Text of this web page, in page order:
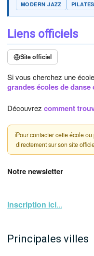
MODERN JAZZ
PILATES
Liens officiels
Site officiel
Si vous cherchez une
grandes écoles de
Découvrez comment
ℹPour contacter cette école
directement sur son site
Notre newsletter
Inscription ici...
Principales villes